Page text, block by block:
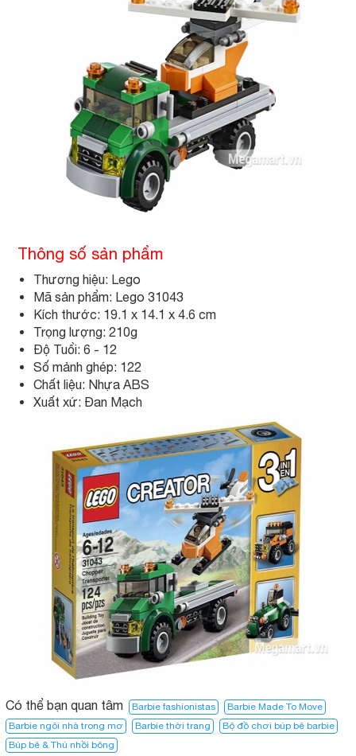
Thông số sản phẩm
Thương hiệu: Lego
Mã sản phẩm: Lego 31043
Kích thước: 19.1 x 14.1 x 4.6 cm
Trọng lượng: 210g
Độ Tuổi: 6 - 12
Số mảnh ghép: 122
Chất liệu: Nhựa ABS
Xuất xứ: Đan Mạch
Có thể bạn quan tâm Barbie fashionistas
Barbie Made To Move
Barbie ngôi nhà trong mơ​
Barbie thời trang
Bộ đồ chơi búp bê barbie
Búp bê & Thú nhồi bông